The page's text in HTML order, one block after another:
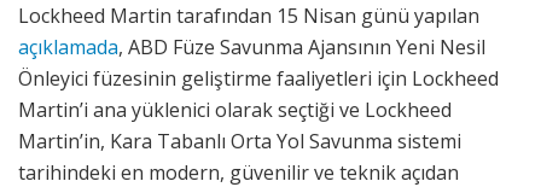
Lockheed Martin tarafından 15 Nisan günü yapılan
açıklamada, ABD Füze Savunma Ajansının Yeni Nesil
Önleyici füzesinin geliştirme faaliyetleri için Lockheed
Martin’i ana yüklenici olarak seçtiği ve Lockheed
Martin’in, Kara Tabanlı Orta Yol Savunma sistemi
tarihindeki en modern, güvenilir ve teknik açıdan